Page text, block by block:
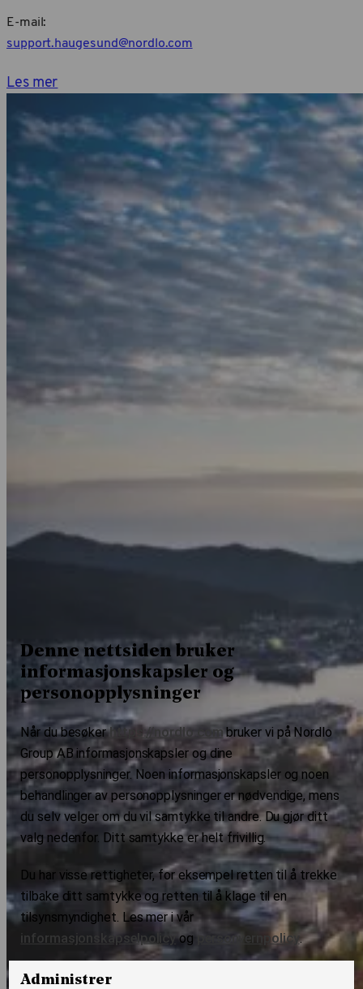
E-mail:
support.haugesund@nordlo.com
Les mer
Denne nettsiden bruker
informasjonskapsler og
personopplysninger
Når du besøkerhttps://nordlo.combruker vi på Nordlo
Group AB informasjonskapsler og dine
personopplysninger. Noen informasjonskapsler og noen
behandlinger av personopplysninger er nødvendige, mens
du selv velger om du vil samtykke til andre. Du gjør ditt
valg nedenfor. Ditt samtykke er helt frivillig.
Du har visse rettigheter, for eksempel retten til å trekke
tilbake ditt samtykke og retten til å klage til en
tilsynsmyndighet. Les mer i vår
informasjonskapselpolicyog personvernpolicy.
Administrer